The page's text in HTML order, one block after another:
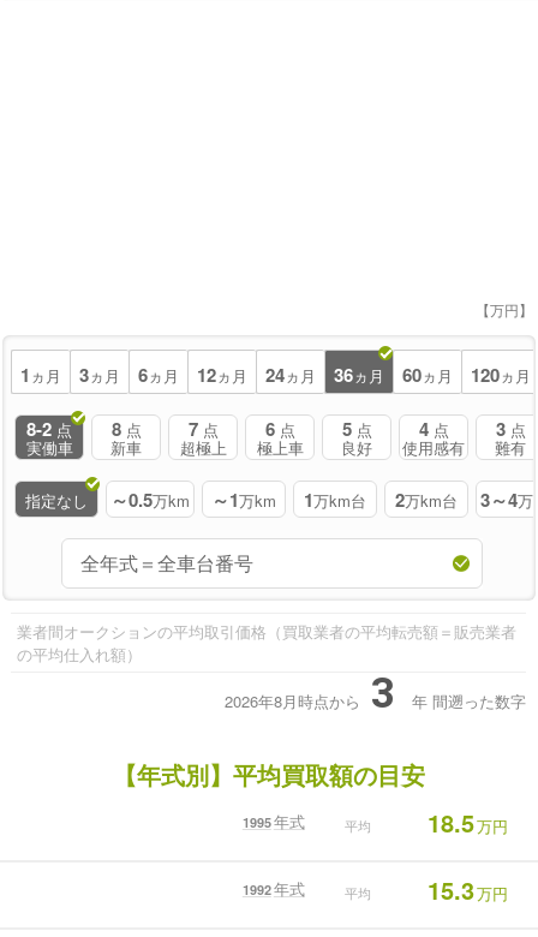
【万円】
1 ヵ月 3ヵ月 6ヵ月 12ヵ月 24ヵ月 36ヵ月 60ヵ月 120ヵ月
8-2 点
実働車
8 点
新車
7 点
超極上
6 点
極上車
5 点
良好
4 点
使用感有
3 点
難有
指定なし ～0.5万km ～1万km 1万km台 2万km台 3～4万
業者間オークションの平均取引価格（買取業者の平均転売額＝販売業者
の平均仕入れ額）
2026年8月時点から 3 年 間遡った数字
【年式別】平均買取額の目安
1995年式 平均 18.5万円
1992年式 平均 15.3万円